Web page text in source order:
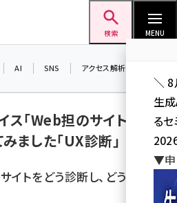
検索 MENU
AI SNS アクセス解析／データ分析
「Web担のサイトはこ
みました「UX診断」
トをどう診断し、どう改善提
＼ 8
生
る
▼申